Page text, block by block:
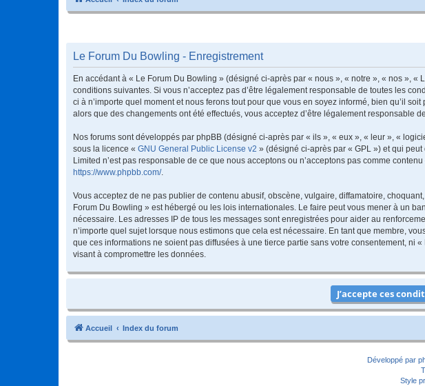
Le Forum Du Bowling - Enregistrement
En accédant à « Le Forum Du Bowling » (désigné ci-après par « nous », « notre », « nos »,
conditions suivantes. Si vous n’acceptez pas d’être légalement responsable de toutes les
ci à n’importe quel moment et nous ferons tout pour que vous en soyez informé, bien qu’il
alors que des changements ont été effectués, vous acceptez d’être légalement responsable
Nos forums sont développés par phpBB (désigné ci-après par « ils », « eux », « leur », «
sous la licence « GNU General Public License v2 » (désigné ci-après par « GPL ») et qui
Limited n’est pas responsable de ce que nous acceptons ou n’acceptons pas comme
https://www.phpbb.com/.
Vous acceptez de ne pas publier de contenu abusif, obscène, vulgaire, diffamatoire,
Forum Du Bowling » est hébergé ou les lois internationales. Le faire peut vous mener à un
nécessaire. Les adresses IP de tous les messages sont enregistrées pour aider au
n’importe quel sujet lorsque nous estimons que cela est nécessaire. En tant que membre,
que ces informations ne soient pas diffusées à une tierce partie sans votre consentement,
visant à compromettre les données.
Accueil Index du forum
Développé par
Style